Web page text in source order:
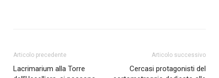
Articolo precedente
Lacrimarium alla Torre
Articolo successivo
Cercasi protagonisti del